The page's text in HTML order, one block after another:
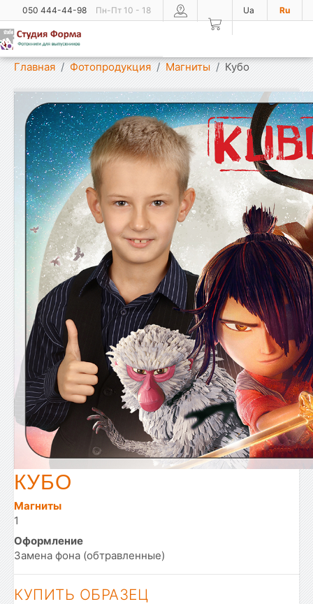
Ua Ru
050 444-44-98 Пн-Пт 10 - 18
Показать меню
Главная Фотопродукция Магниты Кубо
КУБО
Магниты
1
Оформление
Замена фона (обтравленные)
КУПИТЬ ОБРАЗЕЦ